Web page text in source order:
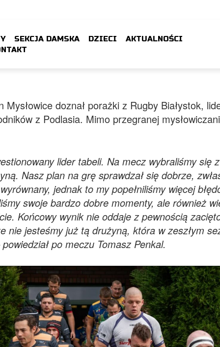
SEKCJA DAMSKA DZIECI
AKTUALNOŚCI
doznał porażki z Rugby Białystok,
z Podlasia. Mimo przegranej
lider tabeli. Na mecz wybraliśmy się
Nasz plan na grę sprawdzał się dobrze,
jednak to my popełniliśmy więcej
swoje bardzo dobre momenty, ale również
Końcowy wynik nie oddaje z pewnością
nie jesteśmy już tą drużyną, która w zeszłym
po meczu Tomasz Penkal.